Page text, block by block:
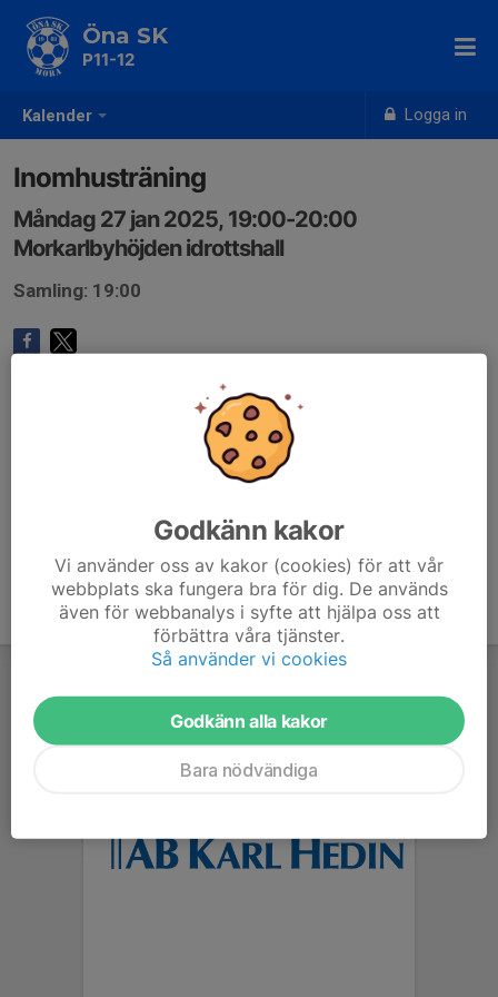
Kalender Logga in
Öna SK
P11-12
Inomhusträning
Måndag 27 jan 2025, 19:00-20:00
Morkarlbyhöjden idrottshall
Samling: 19:00
Godkänn kakor
Vi använder oss av kakor (cookies) för att vår
webbplats ska fungera bra för dig. De används
även för webbanalys i syfte att hjälpa oss att
förbättra våra tjänster.
Så använder vi cookies
Godkänn alla kakor
Bara nödvändiga